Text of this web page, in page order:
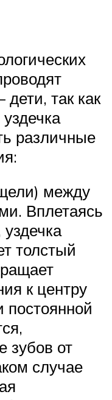
так как
различные
между
Вплетаясь
толстый
к центру
постоянной
зубов от
случае